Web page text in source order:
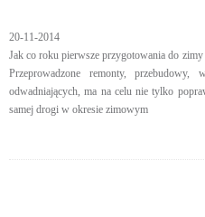
20-11-2014
Jak co roku pierwsze przygotowania do
Przeprowadzone remonty,
odwadniających, ma na celu nie tylko
samej drogi w okresie zimowym